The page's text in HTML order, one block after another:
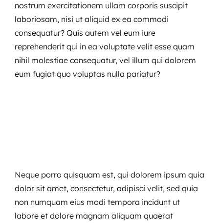
nostrum exercitationem ullam corporis suscipit
laboriosam, nisi ut aliquid ex ea commodi
consequatur? Quis autem vel eum iure
reprehenderit qui in ea voluptate velit esse quam
nihil molestiae consequatur, vel illum qui dolorem
eum fugiat quo voluptas nulla pariatur?
Neque porro quisquam est, qui dolorem ipsum quia
dolor sit amet, consectetur, adipisci velit, sed quia
non numquam eius modi tempora incidunt ut
labore et dolore magnam aliquam quaerat